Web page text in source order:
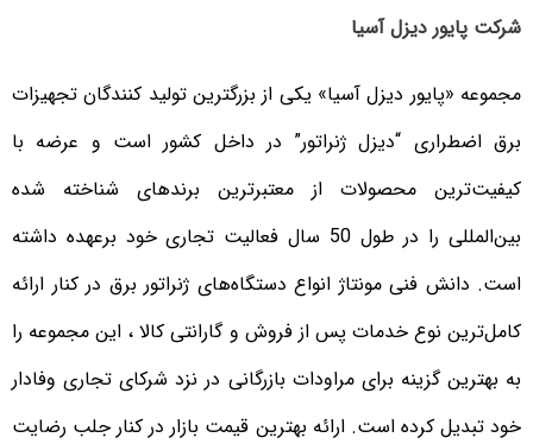
شرکت پایور دیزل آسیا
مجموعه «پایور دیزل آسیا» یکی از بزرگترین تولید کنندگان تجهیزات
برق اضطراری “دیزل ژنراتور” در داخل کشور است و عرضه با
کیفیت‌ترین محصولات از معتبرترین برندهای شناخته شده
بین‌المللی را در طول 50 سال فعالیت تجاری خود برعهده داشته
است. دانش فنی مونتاژ انواع دستگاه‌های ژنراتور برق در کنار ارائه
کامل‌ترین نوع خدمات پس از فروش و گارانتی کالا ، این مجموعه را
به بهترین گزینه برای مراودات بازرگانی در نزد شرکای تجاری وفادار
خود تبدیل کرده است. ارائه بهترین قیمت بازار در کنار جلب رضایت